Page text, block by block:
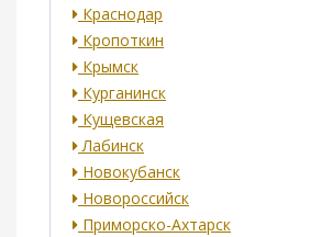
Краснодар
Кропоткин
Крымск
Курганинск
Кущевская
Лабинск
Новокубанск
Новороссийск
Приморско-Ахтарск